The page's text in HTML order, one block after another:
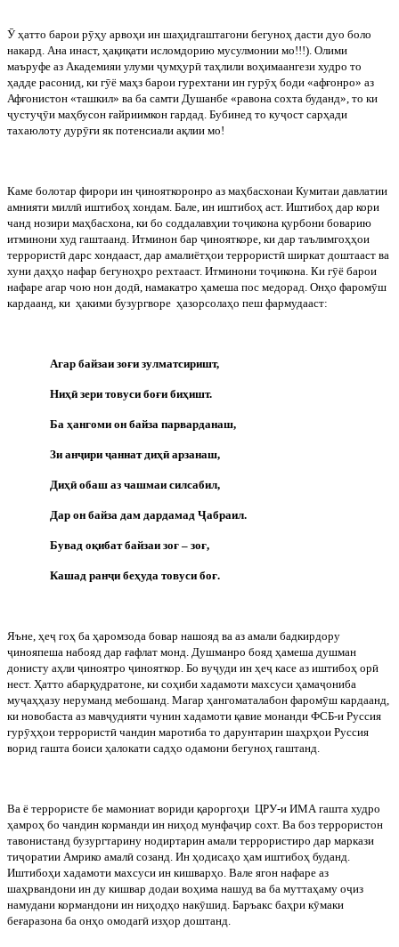
Ӯ ҳатто барои рӯҳу арвоҳи ин шаҳидгаштагони бегуноҳ дасти дуо боло
накард Ана инаст, ҳақиқати исломдорию мусулмонии мо!!!). Олими
маъруфе аз Академияи улуми ҷумҳурӣ таҳлили воҳимаангези худро то
ҳадде расонид, ки гӯё маҳз барои гурехтани ин гурӯҳ боди «афғонро» аз
Афғонистон «ташкил» ва ба самти Душанбе «равона сохта буданд», то ки
ҷустуҷӯи маҳбусон ғайриимкон гардад. Бубинед то куҷост сарҳади
тахаюлоту дурӯғи як потенсиали ақлии мо!
Каме болотар фирори ин ҷинояткоронро аз маҳбасхонаи Кумитаи давлатии
амнияти миллӣ иштибоҳ хондам Бале, ин иштибоҳ аст. Иштибоҳ дар кори
чанд нозири маҳбасхона, ки бо соддалавҳии тоҷикона қурбони боварию
итминони худ гаштаанд. Итминон бар ҷинояткоре, ки дар таълимгоҳҳои
террористӣ дарс хондааст, дар амалиётҳои террористӣ ширкат доштааст ва
хуни даҳҳо нафар бегуноҳро рехтааст. Итминони тоҷикона. Ки гӯё барои
нафаре агар чою нон додӣ , намакатро ҳамеша пос медорад. Онҳо фаромӯш
кардаанд, ки ҳакими бузургворе ҳазорсолаҳо пеш фармудааст:
Агар байзаи зоғи зулматсиришт,
Ниҳӣ зери товуси боғи биҳишт.
Ба ҳангоми он байза парварданаш,
Зи анҷири ҷаннат диҳӣ арзанаш,
Диҳӣ обаш аз чашмаи силсабил,
Дар он байза дам дардамад Ҷабраил.
Бувад оқибат байзаи зоғ – зоғ,
Кашад ранҷи беҳуда товуси боғ.
Яъне, ҳеҷ гоҳ ба ҳаромзода бовар нашояд ва аз амали бадкирдору
ҷинояпеша набояд дар ғафлат монд. Душманро бояд ҳамеша душман
донисту аҳли ҷиноятро ҷинояткор. Бо вуҷуди ин ҳеҷ касе аз иштибоҳ орӣ
нест. Ҳатто абарқудратоне, ки соҳиби хадамоти махсуси ҳамаҷониба
муҷаҳҳазу неруманд мебошанд. Магар ҳангоматалабон фаромӯш кардаанд,
ки новобаста аз мавҷудияти чунин хадамоти қавие монанди ФСБ-и Руссия
гурӯҳҳои террористӣ чандин маротиба то дарунтарин шаҳрҳои Руссия
ворид гашта боиси ҳалокати садҳо одамони бегуноҳ гаштанд.
Ва ё террористе бе мамониат вориди қароргоҳи ЦРУ-и ИМА гашта худро
ҳамроҳ бо чандин корманди ин ниҳод мунфаҷир сохт. Ва боз террористон
тавонистанд бузургтарину нодиртарин амали террористиро дар маркази
тиҷоратии Амрико амалӣ созанд. Ин ҳодисаҳо ҳам иштибоҳ буданд.
Иштибоҳи хадамоти махсуси ин кишварҳо. Вале ягон нафаре аз
шаҳрвандони ин ду кишвар додаи воҳима нашуд ва ба муттаҳаму оҷиз
намудани кормандони ин ниҳодҳо накӯшид. Баръакс баҳри кӯмаки
беғаразона ба онҳо омодагӣ изҳор доштанд.